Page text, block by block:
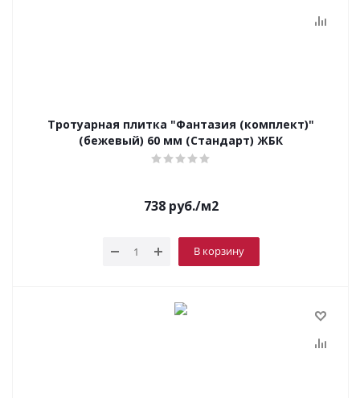
Тротуарная плитка "Фантазия (комплект)"
(бежевый) 60 мм (Стандарт) ЖБК
738 руб./м2
В корзину